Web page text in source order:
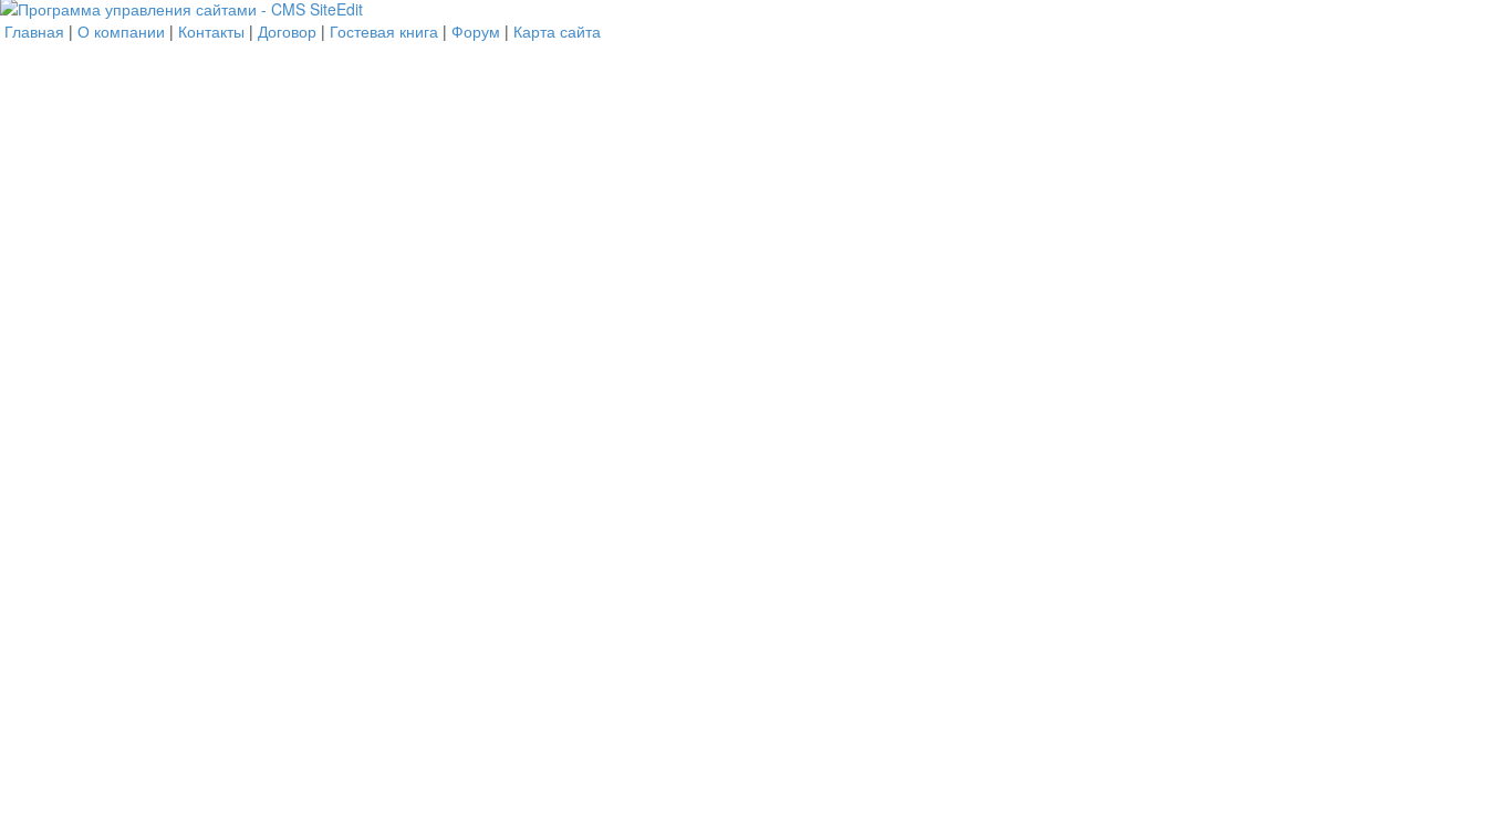
Главная | О компании | Контакты | Договор | Гостевая книга | Форум | Карта сайта